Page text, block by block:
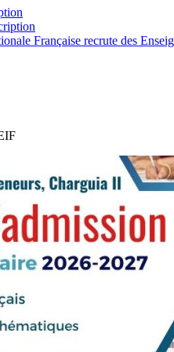
Française recrute des